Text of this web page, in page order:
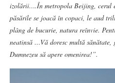
izolării….În metropola Beijing, cerul
păsările se joacă în copaci, le aud
plâng de bucurie, natura reînvie.
neatinsă …Vă doresc multă sănătate,
Dumnezeu să apere omenirea!”.